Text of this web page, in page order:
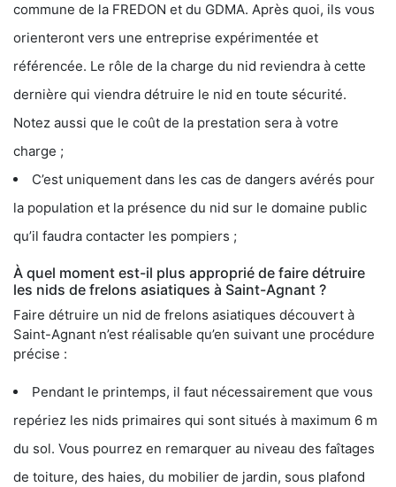
commune de la FREDON et du GDMA. Après quoi, ils vous
orienteront vers une entreprise expérimentée et
référencée. Le rôle de la charge du nid reviendra à cette
dernière qui viendra détruire le nid en toute sécurité.
Notez aussi que le coût de la prestation sera à votre
charge ;
C’est uniquement dans les cas de dangers avérés pour
la population et la présence du nid sur le domaine public
qu’il faudra contacter les pompiers ;
À quel moment est-il plus approprié de faire détruire
les nids de frelons asiatiques à Saint-Agnant ?
Faire détruire un nid de frelons asiatiques découvert à
Saint-Agnant n’est réalisable qu’en suivant une procédure
précise :
Pendant le printemps, il faut nécessairement que vous
repériez les nids primaires qui sont situés à maximum 6 m
du sol. Vous pourrez en remarquer au niveau des faîtages
de toiture, des haies, du mobilier de jardin, sous plafond